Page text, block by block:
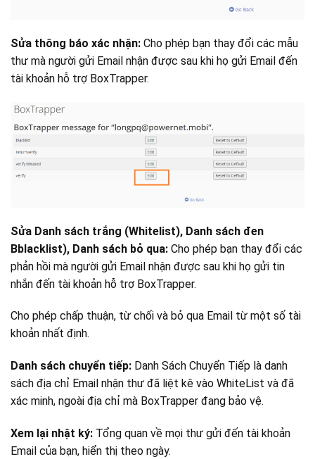
Sửa thông báo xác nhận: Cho phép bạn thay đổi các mẫu
thư mà người gửi Email nhận được sau khi họ gửi Email đến
tài khoản hỗ trợ BoxTrapper.
Sửa Danh sách trắng (Whitelist), Danh sách đen
Bblacklist), Danh sách bỏ qua: Cho phép bạn thay đổi các
phản hồi mà người gửi Email nhận được sau khi họ gửi tin
nhắn đến tài khoản hỗ trợ BoxTrapper.
Cho phép chấp thuận, từ chối và bỏ qua Email từ một số tài
khoản nhất định.
Danh sách chuyển tiếp: Danh Sách Chuyển Tiếp là danh
sách địa chỉ Email nhận thư đã liệt kê vào WhiteList và đã
xác minh, ngoài địa chỉ mà BoxTrapper đang bảo vệ.
Xem lại nhật ký: Tổng quan về mọi thư gửi đến tài khoản
Email của bạn, hiển thị theo ngày.